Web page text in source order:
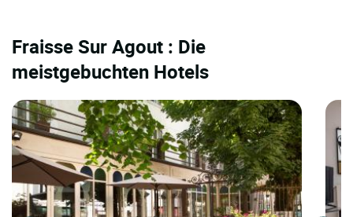
Fraisse Sur Agout : Die
meistgebuchten Hotels